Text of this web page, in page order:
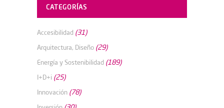
CATEGORÍAS
Accesibilidad (31)
Arquitectura, Diseño (29)
Energía y Sostenibilidad (189)
I+D+i (25)
Innovación (78)